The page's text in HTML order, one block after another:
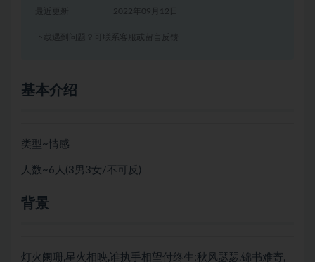
2022年09月12日
下载遇到问题？可联系客服或留言反馈
基本介绍
类型~情感
人数~6人(3男3女/不可反)
背景
灯火阑珊,星火相映,谁执手相望付终生;秋风瑟瑟,锦书难寄,